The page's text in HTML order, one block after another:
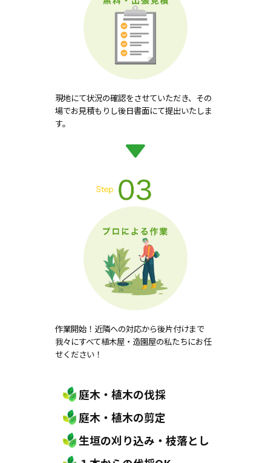
現地にて状況の確認をさせていただき、その
場でお見積もりし後日書面にて提出いたしま
す。
作業開始！近隣への対応から後片付けまで
我々にすべて植木屋・造園屋の私たちにお任
せください！
庭木・植木の伐採
庭木・植木の剪定
生垣の刈り込み・枝落とし